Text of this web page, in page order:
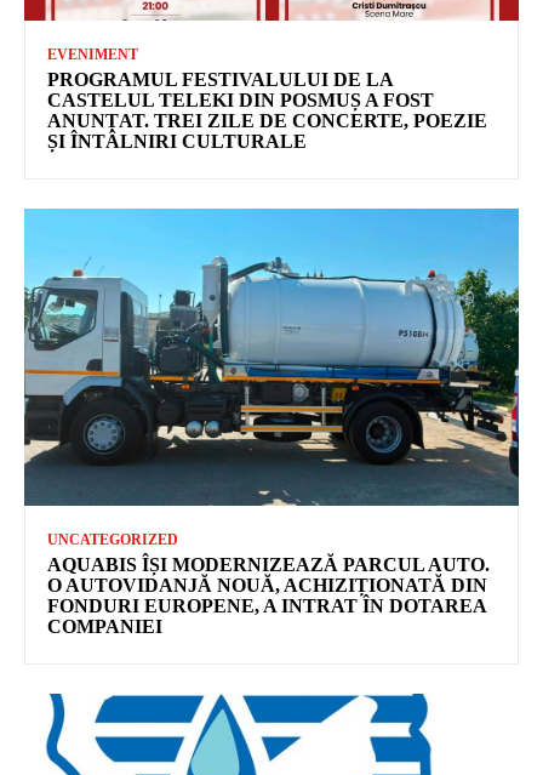
EVENIMENT
PROGRAMUL FESTIVALULUI DE LA
CASTELUL TELEKI DIN POSMUȘ A FOST
ANUNȚAT. TREI ZILE DE CONCERTE, POEZIE
ȘI ÎNTÂLNIRI CULTURALE
UNCATEGORIZED
AQUABIS ÎȘI MODERNIZEAZĂ PARCUL AUTO.
O AUTOVIDANJĂ NOUĂ, ACHIZIȚIONATĂ DIN
FONDURI EUROPENE, A INTRAT ÎN DOTAREA
COMPANIEI